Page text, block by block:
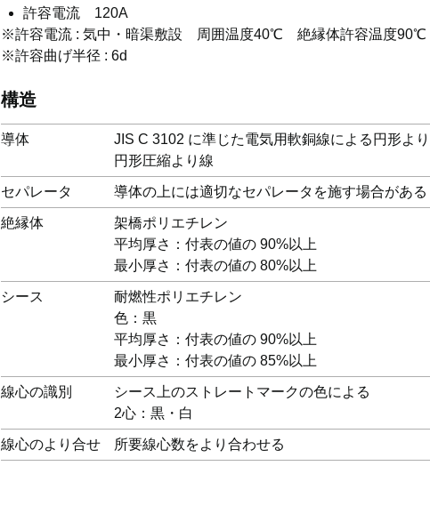
許容電流 120A
※許容電流 : 気中・暗渠敷設 周囲温度40℃ 絶縁体許容温度90℃
※許容曲げ半径 : 6d
構造
導体
JIS C 3102 に準じた電気用軟銅線による円形よ
円形圧縮より線
セパレータ 導体の上には適切なセパレータを施す場合がある
絶縁体
架橋ポリエチレン
平均厚さ：付表の値の 90%以上
最小厚さ：付表の値の 80%以上
シース
耐燃性ポリエチレン
色：黒
平均厚さ：付表の値の 90%以上
最小厚さ：付表の値の 85%以上
線心の識別
シース上のストレートマークの色による
2心：黒・白
線心のより合せ 所要線心数をより合わせる